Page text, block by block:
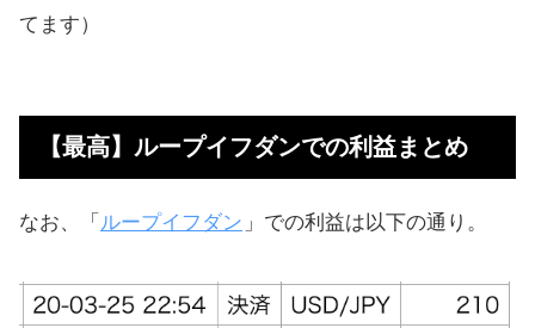
てます）
【最高】ループイフダンでの利益まとめ
なお、「 ループイフダン 」での利益は以下の通り。